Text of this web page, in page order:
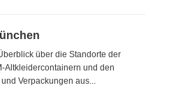
über die Standorte der
Altkleidercontainern und den
Verpackungen aus...